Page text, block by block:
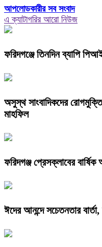
আপলোডকারীর সব সংবাদ
এ ক্যাটাগরির আরো নিউজ
ফরিদগঞ্জে তিনদিন ব্যাপি
অসুস্থ সাংবাদিকদের
মাহফিল
ফরিদগঞ্জ প্রেসক্লাবের
ঈদের আনন্দে সচেতনতার